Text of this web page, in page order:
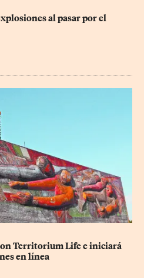
al pasar por el
Territorium Life e iniciará
en línea